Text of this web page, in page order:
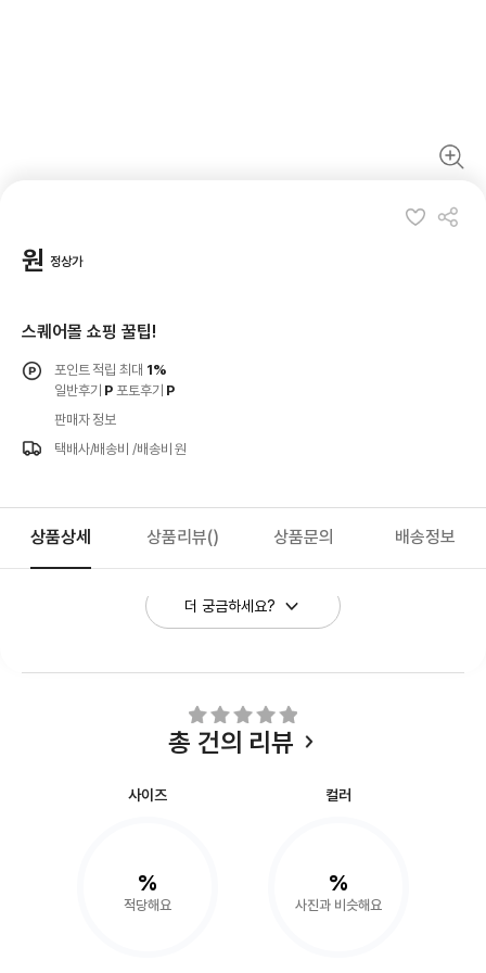
원 정상가
스퀘어몰 쇼핑 꿀팁!
포인트 적립 최대 1%
일반후기 P 포토후기 P
판매자 정보
택배사/배송비 /배송비 원
상품상세 상품리뷰() 상품문의 배송정보
더 궁금하세요?
총 건의 리뷰
사이즈
%
적당해요
컬러
%
사진과 비슷해요